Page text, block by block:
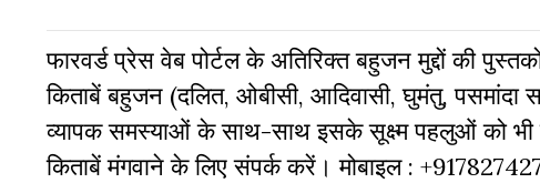
फारवर्ड प्रेस वेब पोर्टल के अतिरिक्‍त बहुजन मुद्दों की
किताबें बहुजन (दलित, ओबीसी, आदिवासी, घुमंतु, पसमांदा
व्‍यापक समस्‍याओं के साथ-साथ इसके सूक्ष्म पहलुओं को
किताबें मंगवाने के लिए संपर्क करें। मोबाइल :